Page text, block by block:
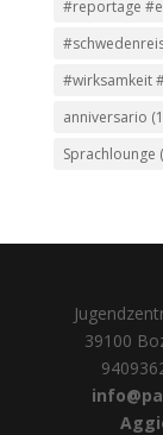
#reportage
#wirksamkeit
anniversario
Sprachlounge
39100